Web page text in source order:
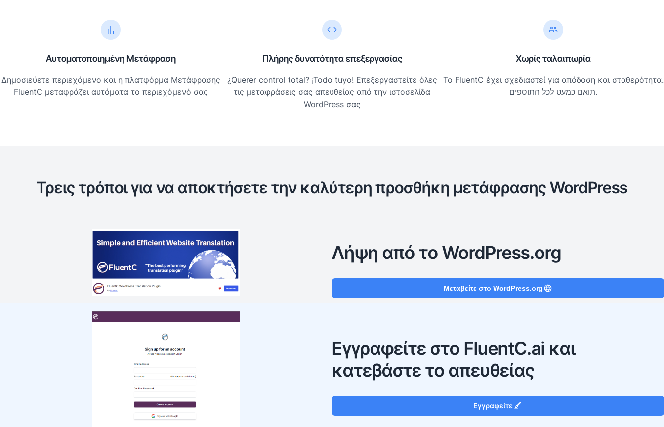
Αυτοματοποιημένη Μετάφραση
Δημοσιεύετε περιεχόμενο και η πλατφόρμα Μετάφρασης
FluentC μεταφράζει αυτόματα το περιεχόμενό σας
Πλήρης δυνατότητα επεξεργασίας
¿Querer control total? ¡Todo tuyo! Επεξεργαστείτε όλες
τις μεταφράσεις σας απευθείας από την ιστοσελίδα
WordPress σας
Χωρίς ταλαιπωρία
Το FluentC έχει σχεδιαστεί για απόδοση και σταθερότητα.
תואם כמעט לכל התוספים.
Τρεις τρόποι για να αποκτήσετε την καλύτερη προσθήκη μετάφρασης WordPress
Λήψη από το WordPress.org
Μεταβείτε στο WordPress.org
Εγγραφείτε στο FluentC.ai και
κατεβάστε το απευθείας
Εγγραφείτε